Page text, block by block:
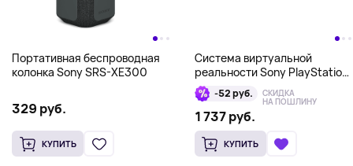
Портативная беспроводная
колонка Sony SRS-XE300
329 руб.
КУПИТЬ
Система виртуальной
реальности Sony PlayStation
VR 2, белый
-52 руб. СКИДКА
НА ПОШЛИНУ
1 737 руб.
КУПИТЬ